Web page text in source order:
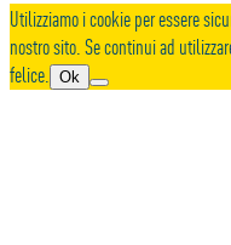
Utilizziamo i cookie per essere
nostro sito. Se continui ad
felice.
Ok